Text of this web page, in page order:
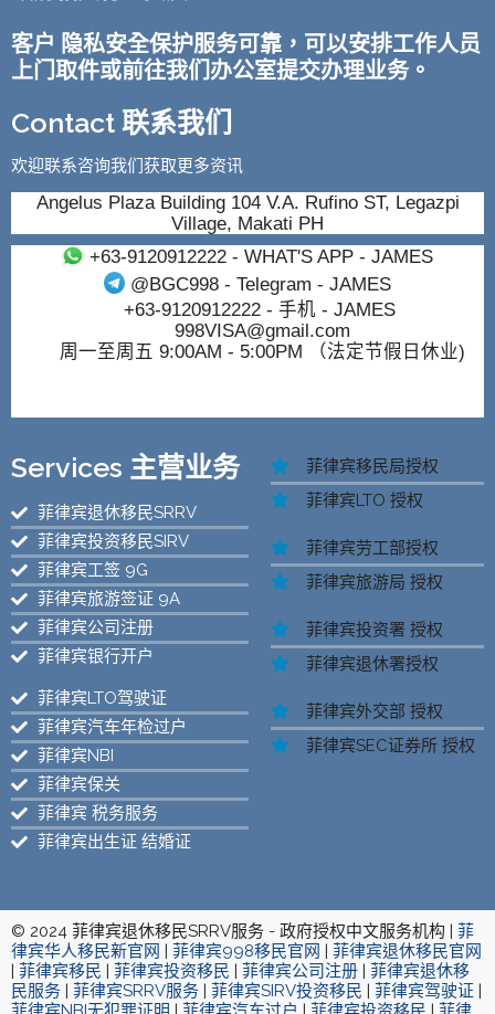
客户 隐私安全保护服务可靠，可以安排工作人员
上门取件或前往我们办公室提交办理业务。
Contact 联系我们
欢迎联系咨询我们获取更多资讯
Angelus Plaza Building 104 V.A. Rufino ST, Legazpi
Village, Makati PH
+63-9120912222- WHAT'S APP - JAMES
@BGC998 - Telegram - JAMES
+63-9120912222- 手机 - JAMES
998VISA@gmail.com
周一至周五 9:00AM - 5:00PM （法定节假日休业)
Services 主营业务
菲律宾退休移民SRRV
菲律宾投资移民SIRV
菲律宾工签 9G
菲律宾旅游签证 9A
菲律宾公司注册
菲律宾银行开户
菲律宾LTO驾驶证
菲律宾汽车年检过户
菲律宾NBI
菲律宾保关
菲律宾 税务服务
菲律宾出生证 结婚证
菲律宾移民局授权
菲律宾LTO 授权
菲律宾劳工部授权
菲律宾旅游局 授权
菲律宾投资署 授权
菲律宾退休署授权
菲律宾外交部 授权
菲律宾SEC证券所 授权
© 2024 菲律宾退休移民SRRV服务 - 政府授权中文服务机构 | 菲
律宾华人移民新官网 | 菲律宾998移民官网 | 菲律宾退休移民官网
| 菲律宾移民 | 菲律宾投资移民 | 菲律宾公司注册 | 菲律宾退休移
民服务 | 菲律宾SRRV服务 | 菲律宾SIRV投资移民 | 菲律宾驾驶证 |